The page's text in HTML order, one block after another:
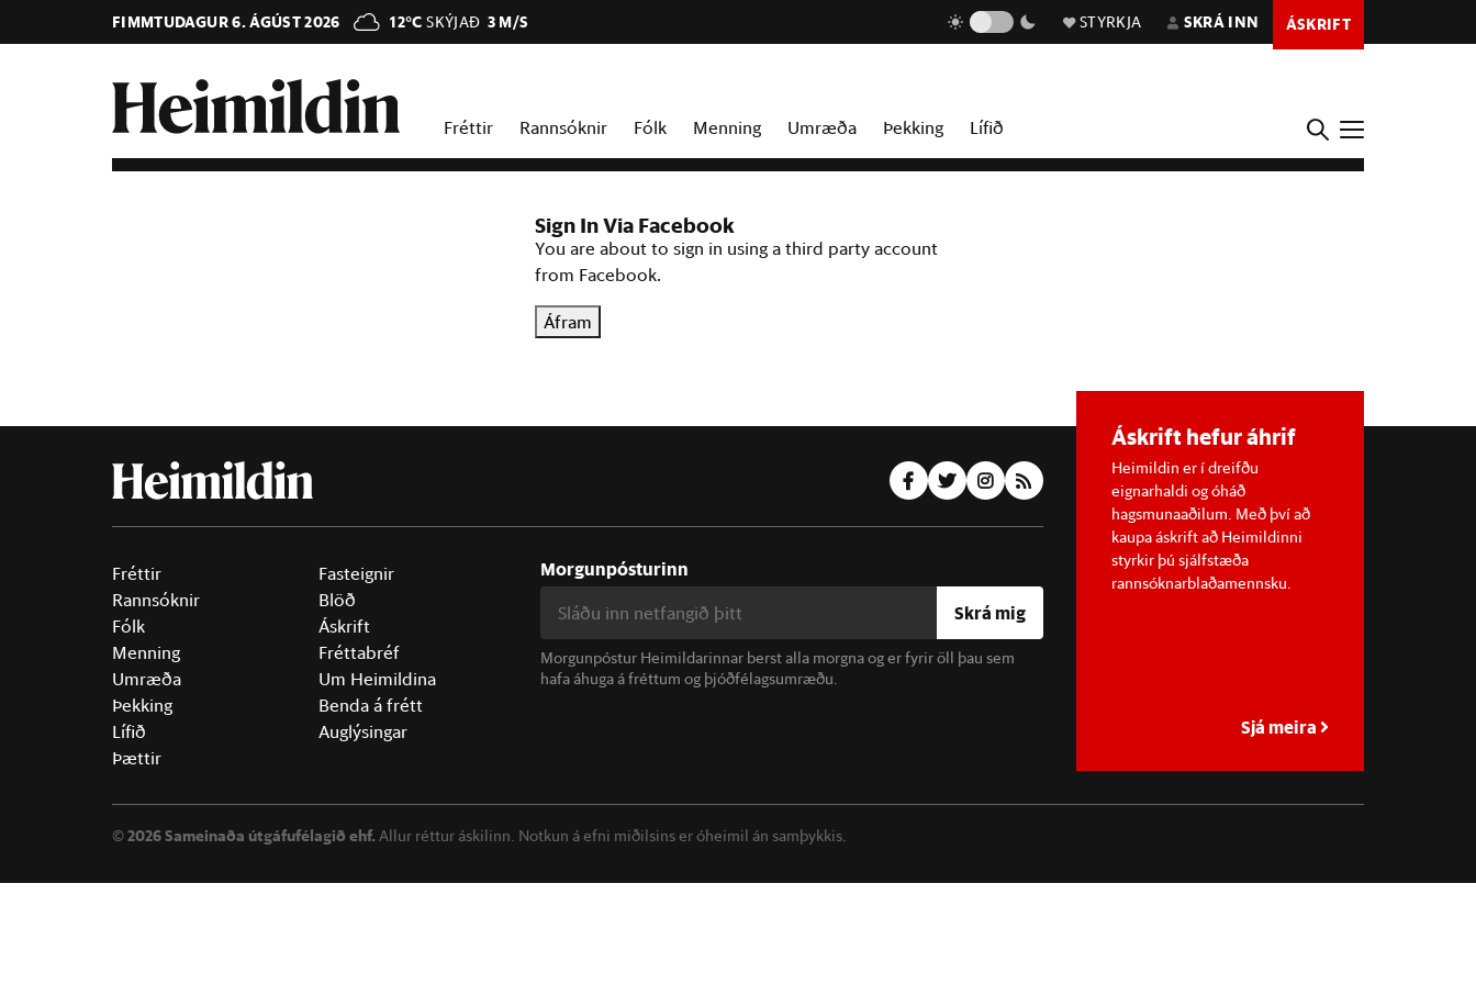
FIMMTUDAGUR 6. ÁGÚST 2026 12°C SKÝJAÐ 3 M/S STYRKJA SKRÁ INN ÁSKRIFT
Fréttir Rannsóknir Fólk Menning Umræða Þekking Lífið
Sign In Via Facebook
You are about to sign in using a third party account
from Facebook.
Áfram
Fréttir
Rannsóknir
Fólk
Menning
Umræða
Þekking
Lífið
Þættir
Fasteignir
Blöð
Áskrift
Fréttabréf
Um Heimildina
Benda á frétt
Auglýsingar
Morgunpósturinn
Skrá mig
Morgunpóstur Heimildarinnar berst alla morgna og er fyrir öll þau sem
hafa áhuga á fréttum og þjóðfélagsumræðu.
Áskrift hefur áhrif
Heimildin er í dreifðu
eignarhaldi og óháð
hagsmunaaðilum. Með því að
kaupa áskrift að Heimildinni
styrkir þú sjálfstæða
rannsóknarblaðamennsku.
Sjá meira
©2026 Sameinaða útgáfufélagið ehf. Allur réttur áskilinn. Notkun á efni miðilsins er óheimil án samþykkis.